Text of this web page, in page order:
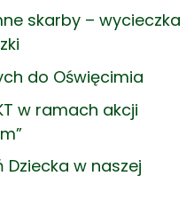
skarby – wycieczka
do Oświęcimia
w ramach akcji
Dziecka w naszej